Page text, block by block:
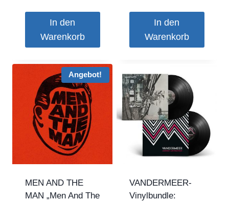
In den
Warenkorb
In den
Warenkorb
Angebot!
MEN AND THE
MAN „Men And The
VANDERMEER-
Vinylbundle: